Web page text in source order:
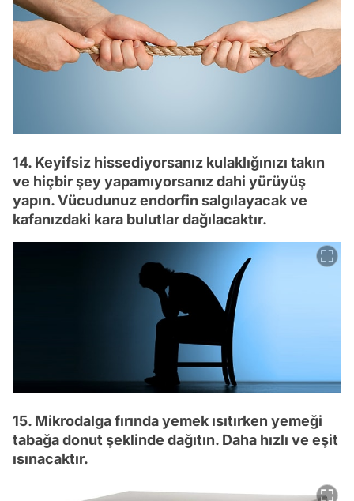
14. Keyifsiz hissediyorsanız kulaklığınızı takın
ve hiçbir şey yapamıyorsanız dahi yürüyüş
yapın. Vücudunuz endorfin salgılayacak ve
kafanızdaki kara bulutlar dağılacaktır.
15. Mikrodalga fırında yemek ısıtırken yemeği
tabağa donut şeklinde dağıtın. Daha hızlı ve eşit
ısınacaktır.